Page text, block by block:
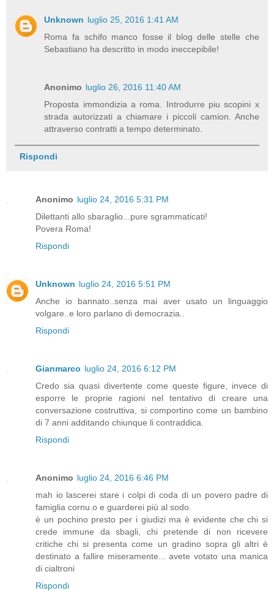
Unknown luglio 25, 2016 1:41 AM
Roma fa schifo manco fosse il blog delle stelle che
Sebastiano ha descritto in modo ineccepibile!
Anonimo luglio 26, 2016 11:40 AM
Proposta immondizia a roma. Introdurre piu scopini x
strada autorizzati a chiamare i piccoli camion. Anche
attraverso contratti a tempo determinato.
Rispondi
Anonimo luglio 24, 2016 5:31 PM
Dilettanti allo sbaraglio...pure sgrammaticati!
Povera Roma!
Rispondi
Unknown luglio 24, 2016 5:51 PM
Anche io bannato..senza mai aver usato un linguaggio
volgare..e loro parlano di democrazia..
Rispondi
Gianmarco luglio 24, 2016 6:12 PM
Credo sia quasi divertente come queste figure, invece di
esporre le proprie ragioni nel tentativo di creare una
conversazione costruttiva, si comportino come un bambino
di 7 anni additando chiunque li contraddica.
Rispondi
Anonimo luglio 24, 2016 6:46 PM
mah io lascerei stare i colpi di coda di un povero padre di
famiglia cornu.o e guarderei più al sodo.
è un pochino presto per i giudizi ma è evidente che chi si
crede immune da sbagli, chi pretende di non ricevere
critiche chi si presenta come un gradino sopra gli altri è
destinato a fallire miseramente... avete votato una manica
di cialtroni
Rispondi